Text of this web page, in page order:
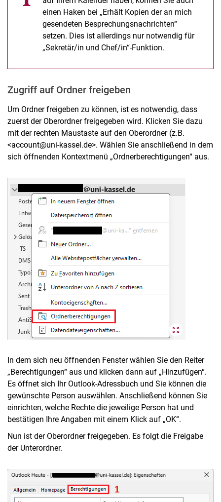
einen Haken bei „Erhält Kopien der an mich
gesendeten Besprechungsnachrichten“
setzen. Dies ist allerdings nur notwendig für
„Sekretär/in und Chef/in“-Funktion.
Zugriff auf Ordner freigeben
Um Ordner freigeben zu können, ist es notwendig, dass
zuerst der Oberordner freigegeben wird. Klicken Sie dazu
mit der rechten Maustaste auf den Oberordner (z.B.
<account@uni-kassel.de>. Wählen Sie anschließend in dem
sich öffnenden Kontextmenü „Ordnerberechtigungen“ aus.
In dem sich neu öffnenden Fenster wählen Sie den Reiter
„Berechtigungen“ aus und klicken dann auf „Hinzufügen“.
Es öffnet sich Ihr Outlook-Adressbuch und Sie können die
gewünschte Person auswählen. Anschließend können Sie
einrichten, welche Rechte die jeweilige Person hat und
bestätigen Ihre Angaben mit einem Klick auf „OK“.
Nun ist der Oberordner freigegeben. Es folgt die Freigabe
der Unterordner.